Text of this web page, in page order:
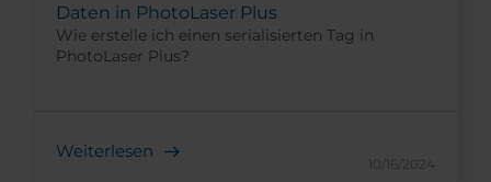
Daten in PhotoLaser Plus
Wie erstelle ich einen serialisierten Tag in
PhotoLaser Plus?
Weiterlesen
10/16/2024